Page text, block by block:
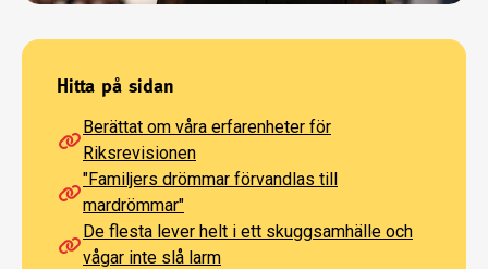
Hitta på sidan
Berättat om våra erfarenheter för
Riksrevisionen
"Familjers drömmar förvandlas till
mardrömmar"
De flesta lever helt i ett skuggsamhälle och
vågar inte slå larm